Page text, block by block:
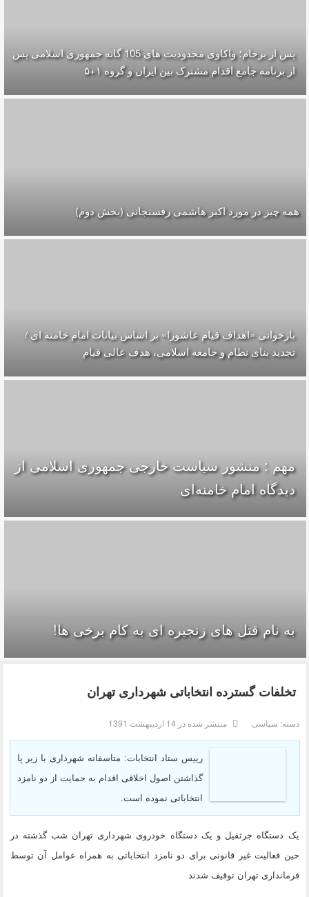
پس از برجام؛ واکاوی محدودیت های 105 گانه جمهوری اسلامی پس
از برنامه جامع اقدام مشترک بین ایران و گروه ۱+۵
همه چیز در مورد اکبر هاشمی رفسنجانی (بخش دوم)
بازخوانی «اهداف قیام عاشورا» بر اساس بیانات امام خامنه ای /
تجدید بنای نظام و جامعه اسلامی، هدف عالی قیام
مهم : منشور سیاست خارجی جمهوری اسلامی از
دیدگاه امام خامنه‌ای
به نام قتل های زنجیره ای به کام برخی ها!
تخلفات گسترده انتخاباتی شهرداری تهران
دسته: سیاسی منتشر شده در 14 ارديبهشت 1391
رییس ستاد انتخابات: متاسفانه شهرداری با زیر پا
گذاشتن اصول اخلاقی اقدام به حمایت از دو نامزد
انتخاباتی نموده است.
یک دستگاه جرثقیل و یک دستگاه خودروی شهرداری تهران شب گذشته در
حین فعالیت غیر قانونی برای دو نامزد انتخاباتی به همراه عوامل آن توسط
فرمانداری تهران توقیف شدند